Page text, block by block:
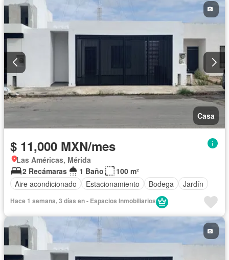
Casa
$ 11,000 MXN/mes
Las Américas, Mérida
2 Recámaras
1 Baño
100 m²
Aire acondicionado
Estacionamiento Bodega Jardín
Hace 1 semana, 3 días en - Espacios Inmobiliarios